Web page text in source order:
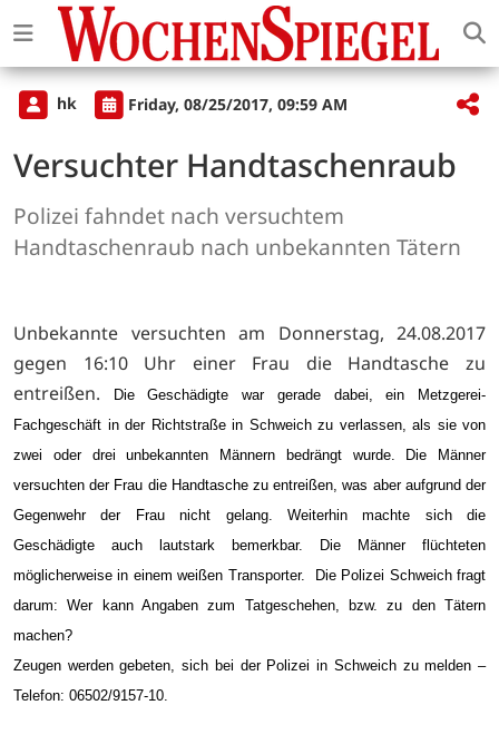
hk Friday, 08/25/2017, 09:59 AM
Versuchter Handtaschenraub
Polizei fahndet nach versuchtem
Handtaschenraub nach unbekannten Tätern
Unbekannte versuchten am Donnerstag, 24.08.2017
gegen 16:10 Uhr einer Frau die Handtasche zu
entreißen.
Die Geschädigte war gerade dabei, ein Metzgerei-
Fachgeschäft in der Richtstraße in Schweich zu verlassen, als sie von
zwei oder drei unbekannten Männern bedrängt wurde. Die Männer
versuchten der Frau die Handtasche zu entreißen, was aber aufgrund der
Gegenwehr der Frau nicht gelang. Weiterhin machte sich die
Geschädigte auch lautstark bemerkbar. Die Männer flüchteten
möglicherweise in einem weißen Transporter.
Die Polizei Schweich fragt
darum: Wer kann Angaben zum Tatgeschehen, bzw. zu den Tätern
machen?
Zeugen werden gebeten, sich bei der Polizei in Schweich zu melden –
Telefon: 06502/9157-10.